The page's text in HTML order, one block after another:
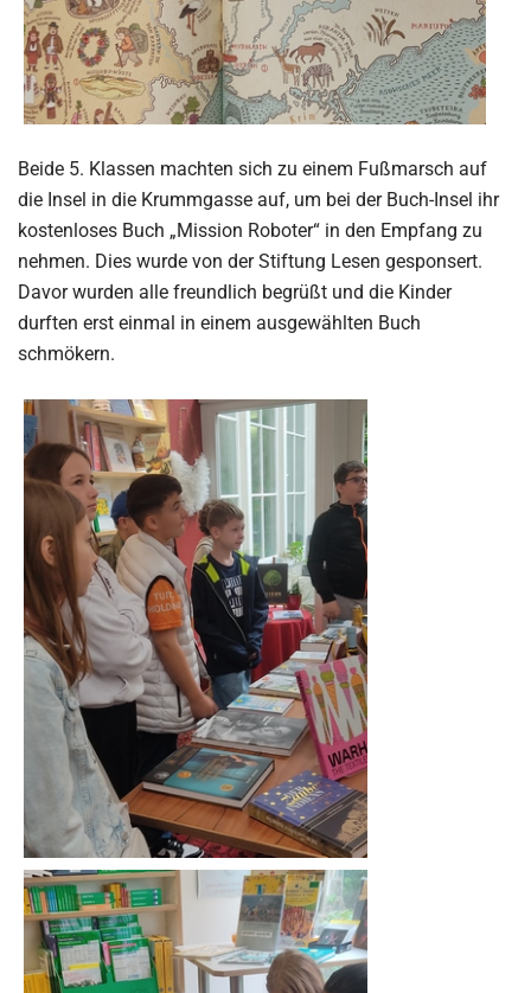
Beide 5. Klassen machten sich zu einem Fußmarsch auf
die Insel in die Krummgasse auf, um bei der Buch-Insel ihr
kostenloses Buch „Mission Roboter“ in den Empfang zu
nehmen. Dies wurde von der Stiftung Lesen gesponsert.
Davor wurden alle freundlich begrüßt und die Kinder
durften erst einmal in einem ausgewählten Buch
schmökern.